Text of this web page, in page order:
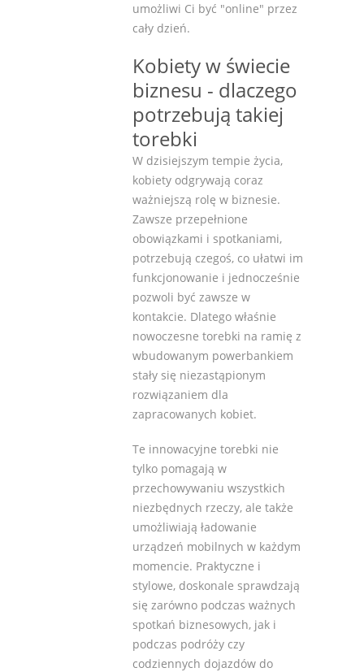
umożliwi Ci być "online" przez
cały dzień.
Kobiety w świecie
biznesu - dlaczego
potrzebują takiej
torebki
W dzisiejszym tempie życia,
kobiety odgrywają coraz
ważniejszą rolę w biznesie.
Zawsze przepełnione
obowiązkami i spotkaniami,
potrzebują czegoś, co ułatwi im
funkcjonowanie i jednocześnie
pozwoli być zawsze w
kontakcie. Dlatego właśnie
nowoczesne torebki na ramię z
wbudowanym powerbankiem
stały się niezastąpionym
rozwiązaniem dla
zapracowanych kobiet.
Te innowacyjne torebki nie
tylko pomagają w
przechowywaniu wszystkich
niezbędnych rzeczy, ale także
umożliwiają ładowanie
urządzeń mobilnych w każdym
momencie. Praktyczne i
stylowe, doskonale sprawdzają
się zarówno podczas ważnych
spotkań biznesowych, jak i
podczas podróży czy
codziennych dojazdów do